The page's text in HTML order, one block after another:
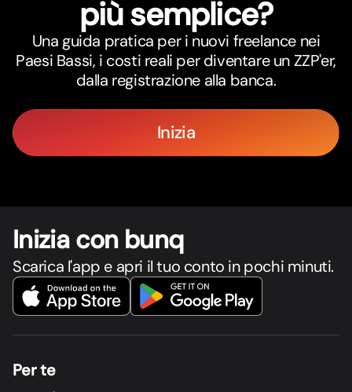
più semplice?
Una guida pratica per i nuovi freelance nei
Paesi Bassi, i costi reali per diventare un ZZP'er,
dalla registrazione alla banca.
Inizia
Inizia con bunq
Scarica l'app e apri il tuo conto in pochi minuti.
Per te